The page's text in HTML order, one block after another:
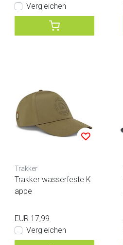
Vergleichen
Trakker
Trakker wasserfeste K
appe
EUR 17,99
Vergleichen